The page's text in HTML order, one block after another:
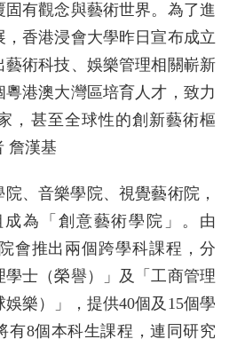
有觀念與藝術世界。為了進
香港浸會大學昨日宣布成立
術科技、娛樂管理相關嶄新
港澳大灣區培育人才，致力
，甚至全球性的創新藝術樞
詹漢基
、音樂學院、視覺藝術院，
為「創意藝術學院」。由
會推出兩個跨學科課程，分
士（榮譽）」及「工商管理
樂）」，提供40個及15個學
有8個本科生課程，連同研究